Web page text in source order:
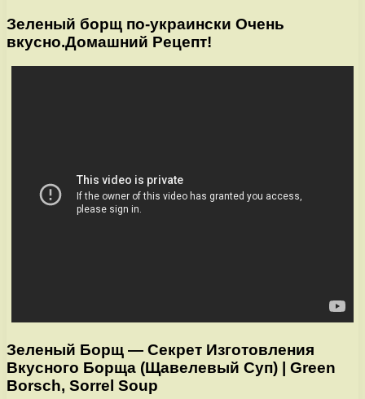
Зеленый борщ по-украински Очень
вкусно.Домашний Рецепт!
Зеленый Борщ — Секрет Изготовления
Вкусного Борща (Щавелевый Суп) | Green
Borsch, Sorrel Soup